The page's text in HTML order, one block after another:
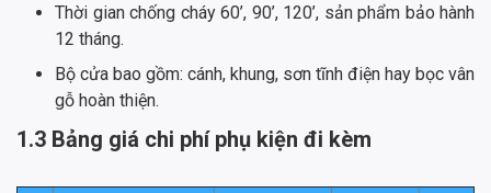
Thời gian chống cháy 60’, 90’, 120’, sản phẩm bảo hành
12 tháng.
Bộ cửa bao gồm: cánh, khung, sơn tĩnh điện hay bọc vân
gỗ hoàn thiện.
1.3 Bảng giá chi phí phụ kiện đi kèm